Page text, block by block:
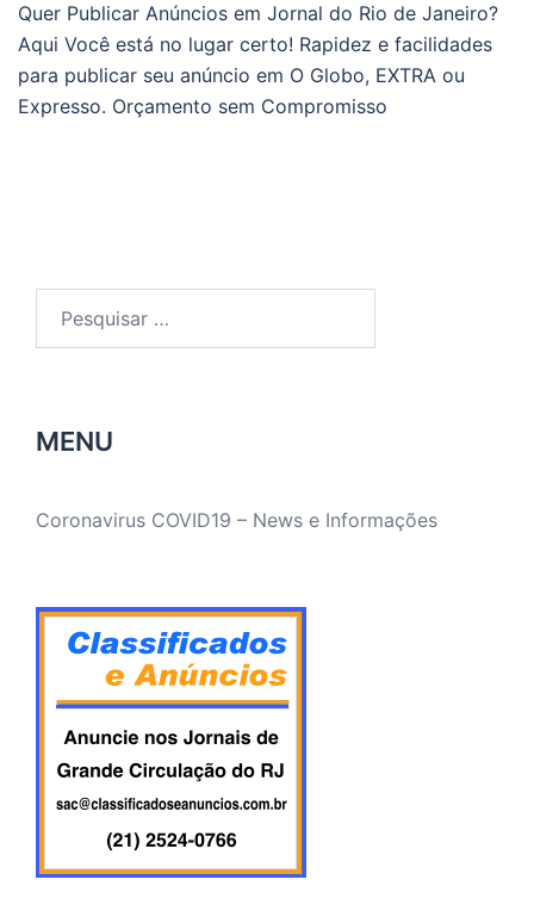
Quer Publicar Anúncios em Jornal do Rio de Janeiro?
Aqui Você está no lugar certo! Rapidez e facilidades
para publicar seu anúncio em O Globo, EXTRA ou
Expresso. Orçamento sem Compromisso
MENU
Coronavirus COVID19 – News e Informações